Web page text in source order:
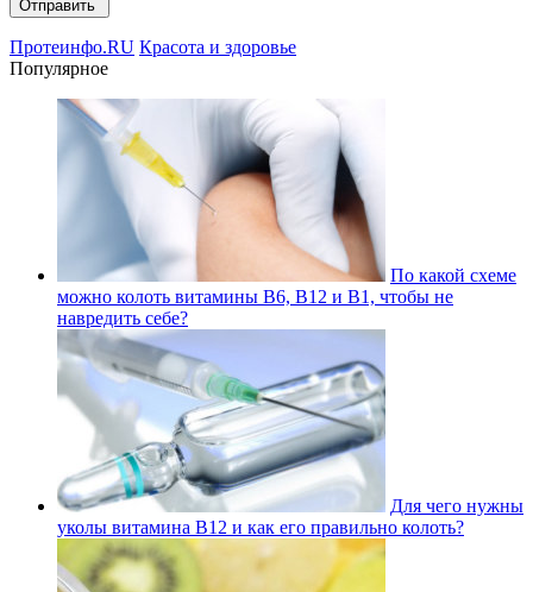
Протеинфо.RU Красота и здоровье
Популярное
По какой схеме
можно колоть витамины В6, В12 и В1, чтобы не
навредить себе?
Для чего нужны
уколы витамина В12 и как его правильно колоть?